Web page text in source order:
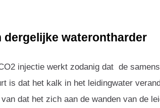
dergelijke waterontharder
injectie werkt zodanig dat de
is dat het kalk in het leidingwater
dat het zich aan de wanden van de